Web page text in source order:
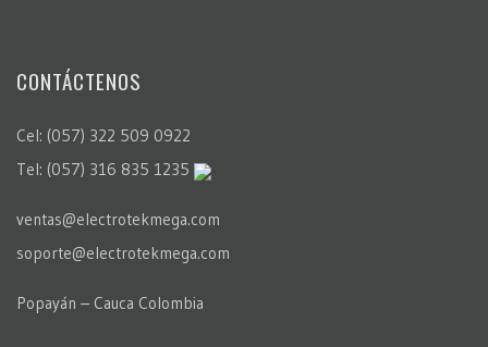
CONTÁCTENOS
Cel: (057) 322 509 0922
Tel: (057) 316 835 1235
ventas@electrotekmega.com
soporte@electrotekmega.com
Popayán – Cauca Colombia